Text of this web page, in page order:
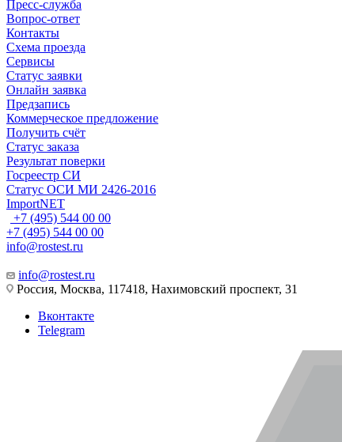
Пресс-служба
Вопрос-ответ
Контакты
Схема проезда
Сервисы
Статус заявки
Онлайн заявка
Предзапись
Коммерческое предложение
Получить счёт
Статус заказа
Результат поверки
Госреестр СИ
Статус ОСИ МИ 2426-2016
ImportNET
+7 (495) 544 00 00
+7 (495) 544 00 00
info@rostest.ru
info@rostest.ru
Россия, Москва, 117418, Нахимовский проспект, 31
Вконтакте
Telegram